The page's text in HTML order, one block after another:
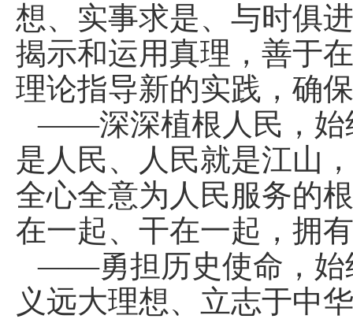
想、实事求是、与时俱
揭示和运用真理，善于
理论指导新的实践，确
——深深植根人民，始
是人民、人民就是江山
全心全意为人民服务的
在一起、干在一起，拥
——勇担历史使命，始
义远大理想、立志于中